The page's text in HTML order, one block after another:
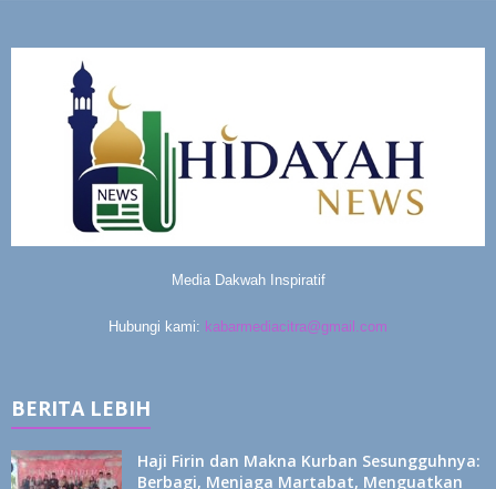
Media Dakwah Inspiratif
Hubungi kami: kabarmediacitra@gmail.com
BERITA LEBIH
Haji Firin dan Makna Kurban Sesungguhnya:
Berbagi, Menjaga Martabat, Menguatkan